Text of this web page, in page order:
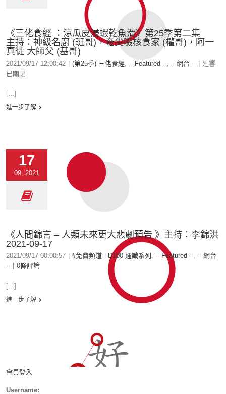
《三佬食經 ：涼瓜皮浸蝦乾魚滑》第25季第二集
主持：神級名廚 (班哥)，奄尖啜核食家 (權哥)，阿一
真徒 大師父 (基哥)
2021/09/17 12:00:42 (第25季) 三佬食經, -- Featured --, -- 網台 --
迴響
已關閉
[...]
進一步了解
17
09, 2021
《人間錦言 – 人類未來更大悲劇預告 》主持︰李錦洪
2021-09-17
2021/09/17 00:00:57 #免費頻道 - D100 通識系列 , -- Featured --, -- 網台
--
0條評論
[...]
進一步了解
會員登入
Username: